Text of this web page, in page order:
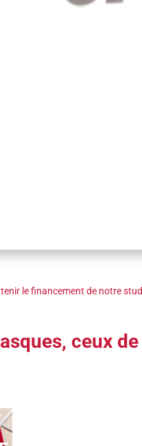
le financement de notre
ceux